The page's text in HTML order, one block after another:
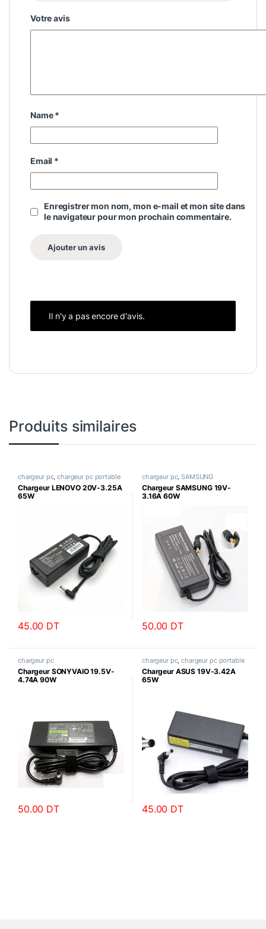
Votre avis
Name*
Email *
Enregistrer mon nom, mon e-mail et mon site dans
le navigateur pour mon prochain commentaire.
Il n'y a pas encore d'avis.
Produits similaires
chargeur pc,chargeur pc portable
Chargeur LENOVO 20V-3.25A
65W
45.00 DT
chargeur pc,SAMSUNG
Chargeur SAMSUNG 19V-
3.16A 60W
50.00 DT
chargeur pc
Chargeur SONYVAIO 19.5V-
4.74A 90W
50.00 DT
chargeur pc,chargeur pc portable
Chargeur ASUS 19V-3.42A
65W
45.00 DT